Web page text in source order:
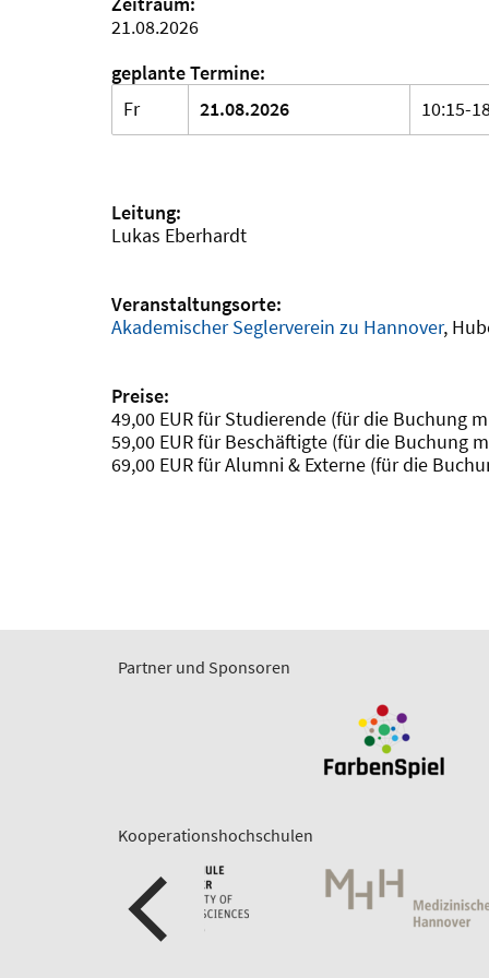
21.08.2026
geplante Termine:
Fr
21.08.2026 10:15-
Leitung:
Lukas Eberhardt
Veranstaltungsorte:
Akademischer Seglerverein zu Hannover,
Preise:
49,00 EUR für Studierende (für die Buchung
59,00 EUR für Beschäftigte (für die Buchung
69,00 EUR für Alumni & Externe (für die
Partner und Sponsoren
Kooperationshochschulen